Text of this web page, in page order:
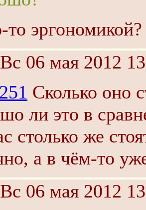
то
Вс 06 мая 2012
Сколько оно
ли это в
столько же
а в чём-то
Вс 06 мая 2012